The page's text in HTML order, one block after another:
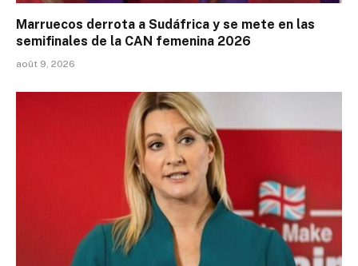
Marruecos derrota a Sudáfrica y se mete en las
semifinales de la CAN femenina 2026
août 9, 2026